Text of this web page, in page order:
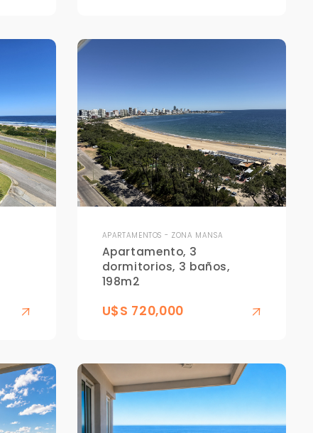
APARTAMENTOS - ZONA MANSA
Apartamento, 3
dormitorios, 3 baños,
198m2
U$S 720,000